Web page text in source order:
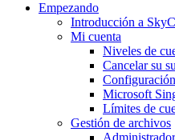
Empezando
Introducción a
Mi cuenta
Niveles de
Cancelar su
Microsoft
Límites de
Gestión de archivos